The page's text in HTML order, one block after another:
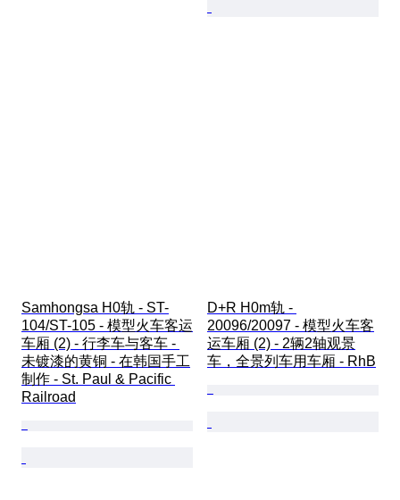
Samhongsa H0轨 - ST-
104/ST-105 - 模型火车客运
车厢 (2) - 行李车与客车 -
未镀漆的黄铜 - 在韩国手工
制作 - St. Paul & Pacific
Railroad
D+R H0m轨 -
20096/20097 - 模型火车客
运车厢 (2) - 2辆2轴观景
车，全景列车用车厢 - RhB